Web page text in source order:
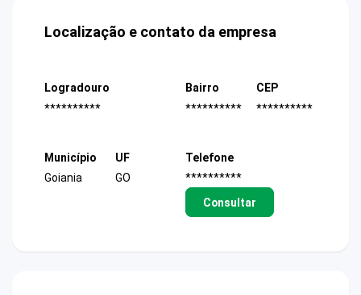
Localização e contato da empresa
Logradouro
**********
Bairro
**********
CEP
**********
Município
Goiania
UF
GO
Telefone
**********
Consultar